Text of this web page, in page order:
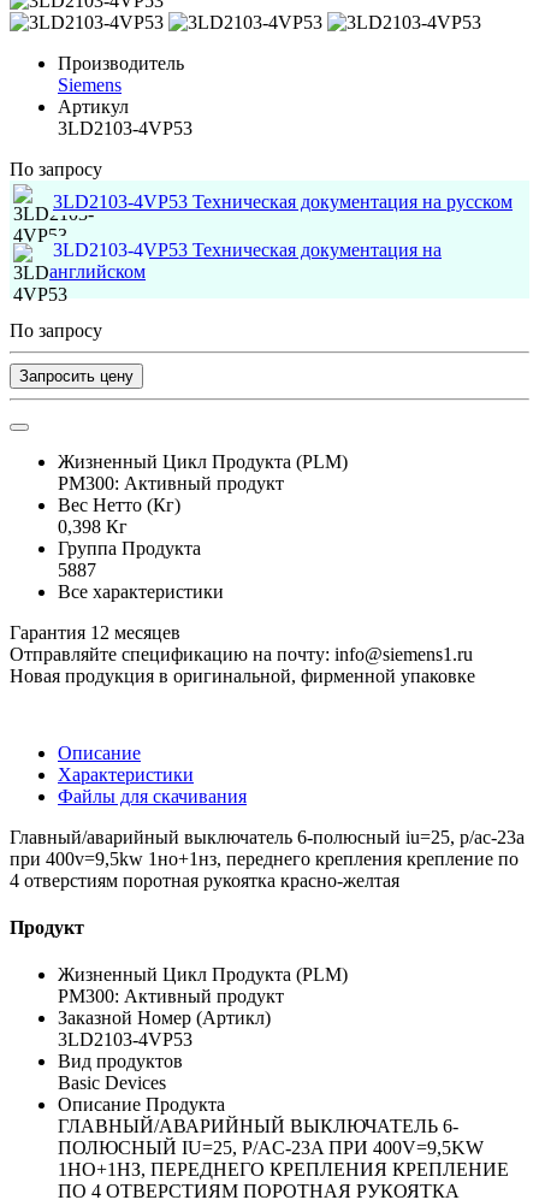
Производитель
Siemens
Артикул
3LD2103-4VP53
По запросу
3LD2103-4VP53 Техническая документация на русском
3LD2103-4VP53 Техническая документация на
английском
По запросу
Запросить цену
Жизненный Цикл Продукта (PLM)
PM300: Активный продукт
Вес Нетто (Кг)
0,398 Кг
Группа Продукта
5887
Все характеристики
Гарантия 12 месяцев
Отправляйте спецификацию на почту: info@siemens1.ru
Новая продукция в оригинальной, фирменной упаковке
Описание
Характеристики
Файлы для скачивания
Главный/аварийный выключатель 6-полюсный iu=25, p/ac-23a
при 400v=9,5kw 1но+1нз, переднего крепления крепление по
4 отверстиям поротная рукоятка красно-желтая
Продукт
Жизненный Цикл Продукта (PLM)
PM300: Активный продукт
Заказной Номер (Артикл)
3LD2103-4VP53
Вид продуктов
Basic Devices
Описание Продукта
ГЛАВНЫЙ/АВАРИЙНЫЙ ВЫКЛЮЧАТЕЛЬ 6-
ПОЛЮСНЫЙ IU=25, P/AC-23A ПРИ 400V=9,5KW
1НО+1НЗ, ПЕРЕДНЕГО КРЕПЛЕНИЯ КРЕПЛЕНИЕ
ПО 4 ОТВЕРСТИЯМ ПОРОТНАЯ РУКОЯТКА